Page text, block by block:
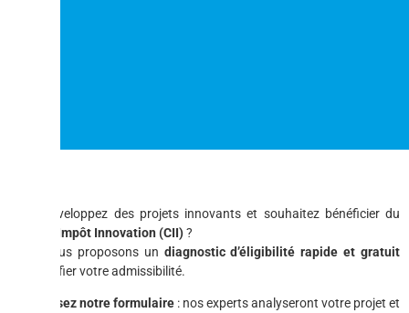
Vous développez des projets innovants et souhaitez bénéficier du
Crédit d’Impôt Innovation (CII)?
Nous vous proposons un diagnostic d’éligibilité rapide et gratuit
pour vérifier votre admissibilité.
Remplissez notre formulaire : nos experts analyseront votre projet et